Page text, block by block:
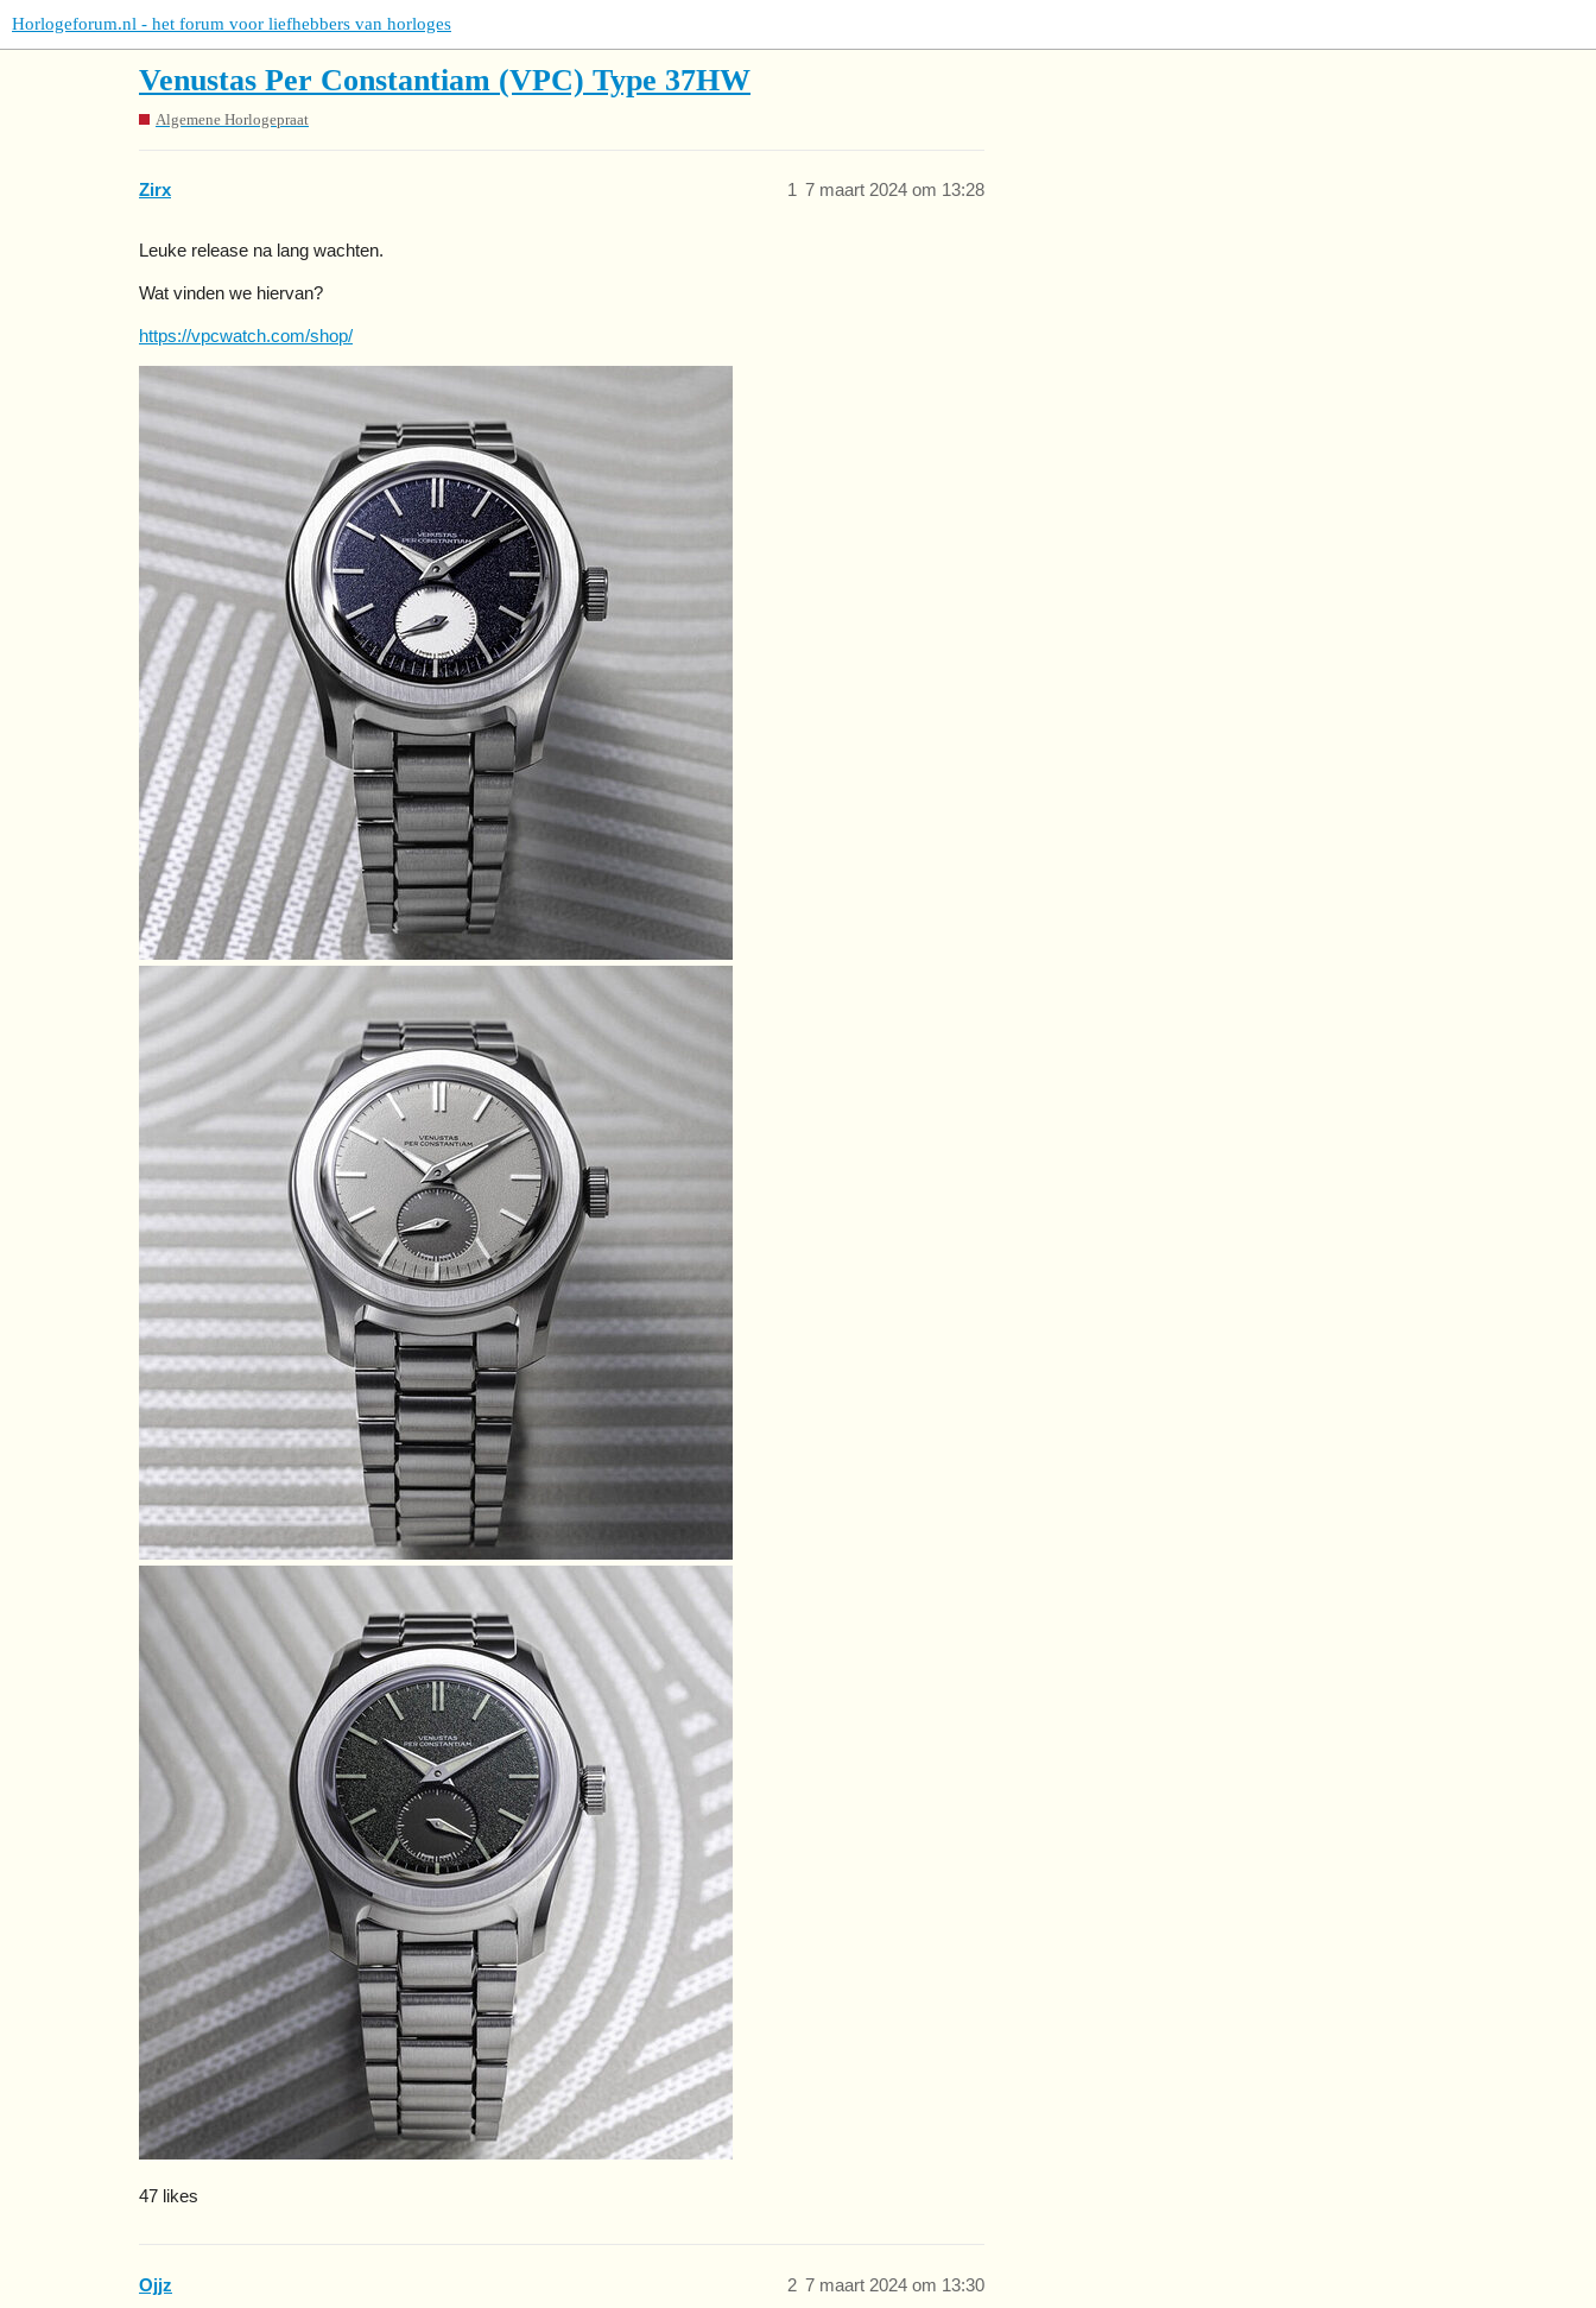
Horlogeforum.nl - het forum voor liefhebbers van horloges
Venustas Per Constantiam (VPC) Type 37HW
Algemene Horlogepraat
Zirx 7 maart 2024 om 13:28
1
Leuke release na lang wachten.
Wat vinden we hiervan?
https://vpcwatch.com/shop/
47 likes
Ojjz 7 maart 2024 om 13:30
2